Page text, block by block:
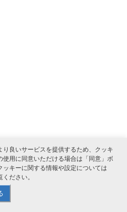
良いサービスを提供するため、クッキ
使用に同意いただける場合は「同意」ボ
キーに関する情報や設定については
ください。